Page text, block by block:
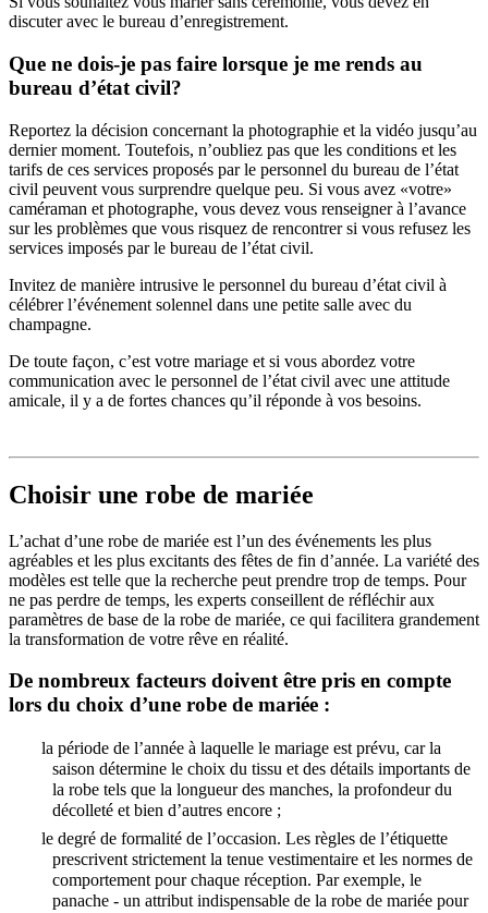
discuter avec le bureau d’enregistrement.
Que ne dois-je pas faire lorsque je me rends au
bureau d’état civil?
Reportez la décision concernant la photographie et la vidéo jusqu’au
dernier moment. Toutefois, n’oubliez pas que les conditions et les
tarifs de ces services proposés par le personnel du bureau de l’état
civil peuvent vous surprendre quelque peu. Si vous avez «votre»
caméraman et photographe, vous devez vous renseigner à l’avance
sur les problèmes que vous risquez de rencontrer si vous refusez les
services imposés par le bureau de l’état civil.
Invitez de manière intrusive le personnel du bureau d’état civil à
célébrer l’événement solennel dans une petite salle avec du
champagne.
De toute façon, c’est votre mariage et si vous abordez votre
communication avec le personnel de l’état civil avec une attitude
amicale, il y a de fortes chances qu’il réponde à vos besoins.
Choisir une robe de mariée
L’achat d’une robe de mariée est l’un des événements les plus
agréables et les plus excitants des fêtes de fin d’année. La variété des
modèles est telle que la recherche peut prendre trop de temps. Pour
ne pas perdre de temps, les experts conseillent de réfléchir aux
paramètres de base de la robe de mariée, ce qui facilitera grandement
la transformation de votre rêve en réalité.
De nombreux facteurs doivent être pris en compte
lors du choix d’une robe de mariée :
la période de l’année à laquelle le mariage est prévu, car la
saison détermine le choix du tissu et des détails importants de
la robe tels que la longueur des manches, la profondeur du
décolleté et bien d’autres encore ;
le degré de formalité de l’occasion. Les règles de l’étiquette
prescrivent strictement la tenue vestimentaire et les normes de
comportement pour chaque réception. Par exemple, le
panache - un attribut indispensable de la robe de mariée pour